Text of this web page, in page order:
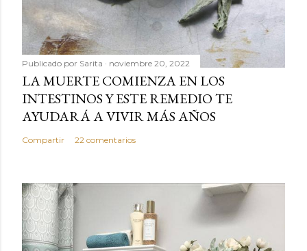
Publicado por Sarita noviembre 20, 2022
LA MUERTE COMIENZA EN LOS
INTESTINOS Y ESTE REMEDIO TE
AYUDARÁ A VIVIR MÁS AÑOS
Compartir 22 comentarios